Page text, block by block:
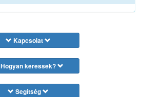
Kapcsolat
Hogyan keressek?
Segítség